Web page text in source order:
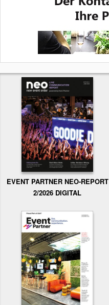
EVENT PARTNER NEO-REPORT
2/2026 DIGITAL